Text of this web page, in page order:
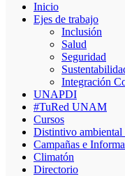
Inicio
Ejes de trabajo
Inclusión
Salud
Seguridad
Integración
UNAPDI
#TuRed UNAM
Cursos
Distintivo
Campañas e
Climatón
Directorio